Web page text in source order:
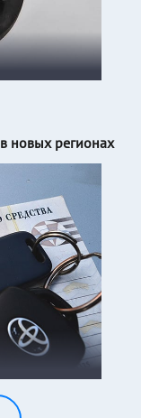
новых регионах